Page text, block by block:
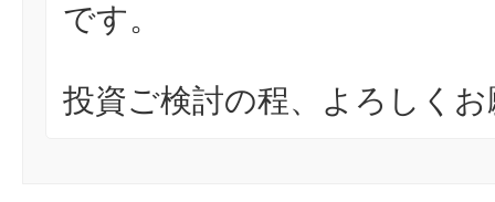
です。
投資ご検討の程、よろしく